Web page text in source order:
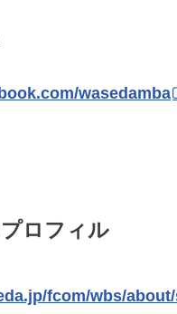
wasedamba
ロフィル
fcom/wbs/